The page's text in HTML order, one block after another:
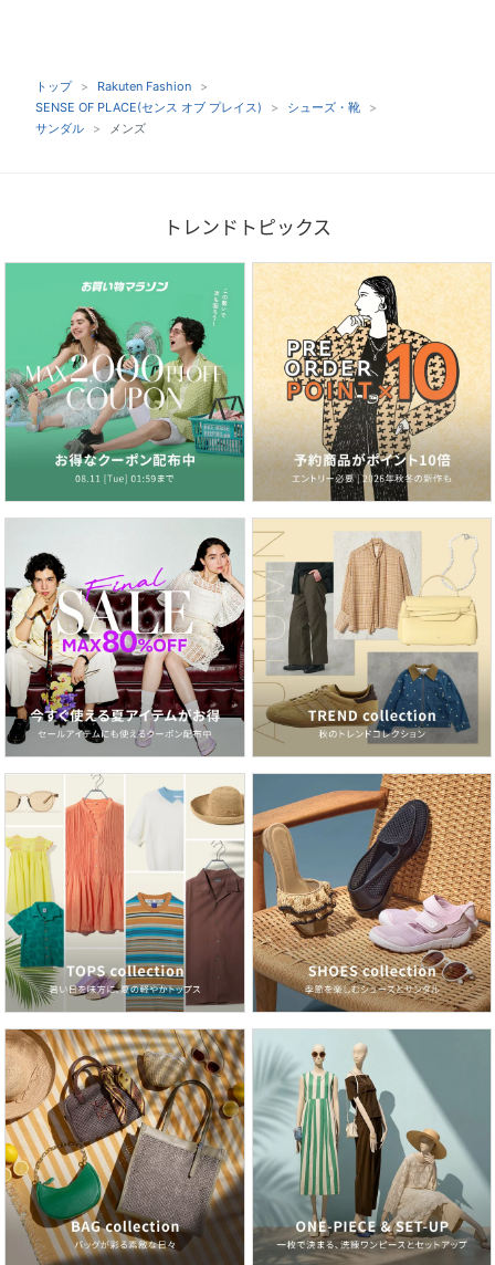
トップ
Rakuten Fashion
SENSE OF PLACE(センス オブ プレイス)
シューズ・靴
サンダル
メンズ
トレンドトピックス